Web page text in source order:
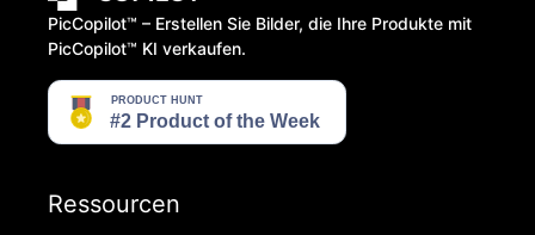
PicCopilot™️ – Erstellen Sie Bilder, die Ihre Produkte mit
PicCopilot™️ KI verkaufen.
Ressourcen